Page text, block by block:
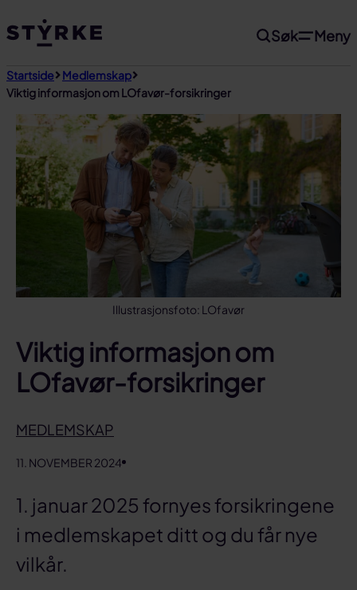
til
Søk Meny
Startside
Medlemskap
Viktig informasjon om LOfavør-forsikringer
Illustrasjonsfoto: LOfavør
Viktig informasjon om
LOfavør-forsikringer
MEDLEMSKAP
11. NOVEMBER 2024
1. januar 2025 fornyes forsikringene
i medlemskapet ditt og du får nye
vilkår.